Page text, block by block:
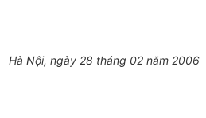
Hà Nội, ngày 28 tháng 02 năm 2006